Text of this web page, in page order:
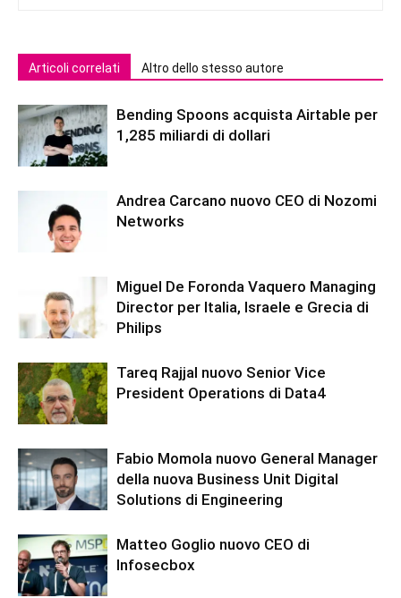
Articoli correlati Altro dello stesso autore
Bending Spoons acquista Airtable per
1,285 miliardi di dollari
Andrea Carcano nuovo CEO di Nozomi
Networks
Miguel De Foronda Vaquero Managing
Director per Italia, Israele e Grecia di
Philips
Tareq Rajjal nuovo Senior Vice
President Operations di Data4
Fabio Momola nuovo General Manager
della nuova Business Unit Digital
Solutions di Engineering
Matteo Goglio nuovo CEO di
Infosecbox